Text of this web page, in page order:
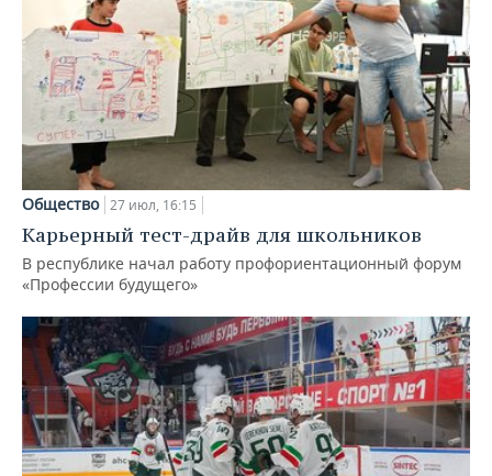
Общество 27 июл, 16:15
Карьерный тест-драйв для школьников
В республике начал работу профориентационный форум
«Профессии будущего»